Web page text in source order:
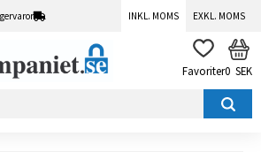
INKL. MOMS EXKL. MOMS
FAVORITER
0 SEK